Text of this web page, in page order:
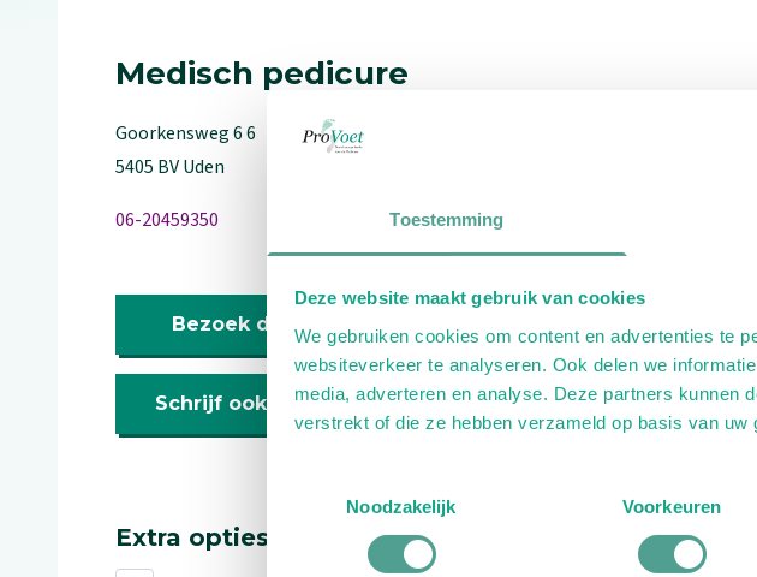
Toestemming
Deze website maakt gebruik van cookies
We gebruiken cookies om content en advertenties te
websiteverkeer te analyseren. Ook delen we
media, adverteren en analyse. Deze partners kunnen
verstrekt of die ze hebben verzameld op basis van uw
Noodzakelijk
Voorkeuren
Medisch pedicure
Goorkensweg66
5405 BVUden
06-20459350
Bezoek de website
Schrijf ook een review
Extra opties